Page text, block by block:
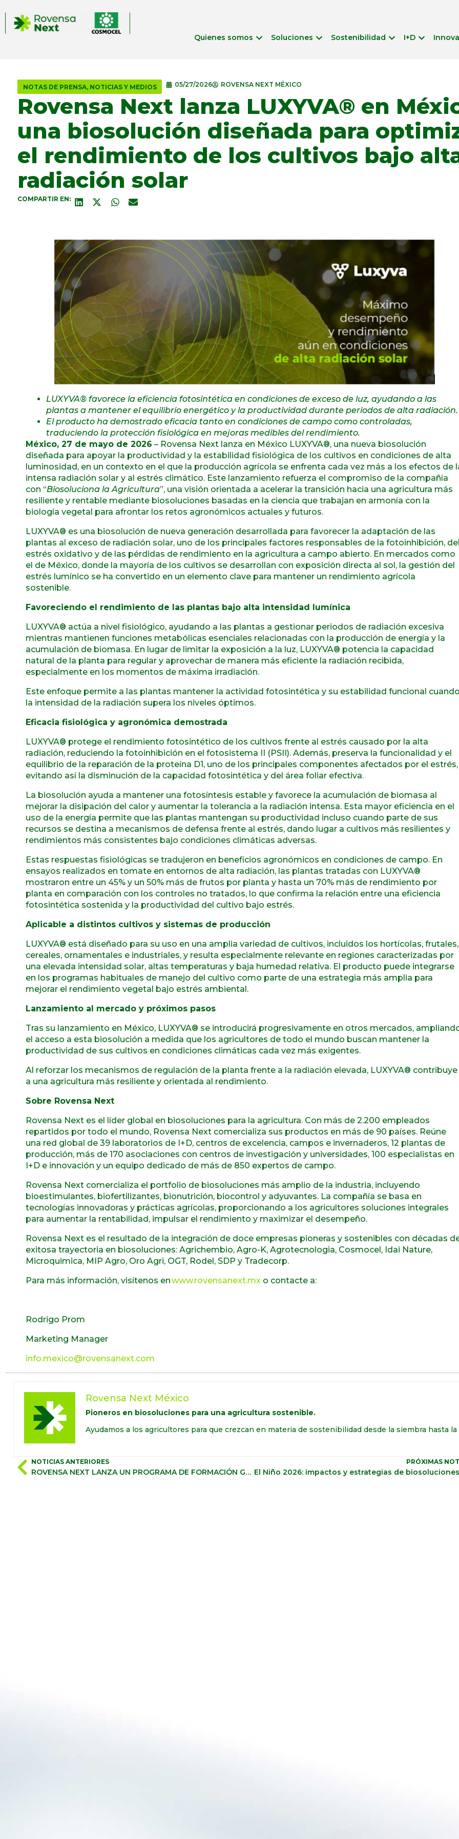
Quienes somos Soluciones Sostenibilidad I+D
NOTAS DE PRENSA, NOTICIAS Y MEDIOS 05/27/2026 ROVENSA NEXT MÉXICO
Rovensa Next lanza LUXYVA® en
una biosolución diseñada para
el rendimiento de los cultivos bajo
radiación solar
COMPARTIR EN:
LUXYVA® favorece la eficiencia fotosintética en condiciones de exceso de luz, ayudando a las
plantas a mantener el equilibrio energético y la productividad durante periodos de alta
El producto ha demostrado eficacia tanto en condiciones de campo como controladas,
traduciendo la protección fisiológica en mejoras medibles del rendimiento.
México, 27 de mayo de 2026 – Rovensa Next lanza en México LUXYVA®, una nueva biosolución
diseñada para apoyar la productividad y la estabilidad fisiológica de los cultivos en condiciones de alta
luminosidad, en un contexto en el que la producción agrícola se enfrenta cada vez más a los efectos de
intensa radiación solar y al estrés climático. Este lanzamiento refuerza el compromiso de la compañía
con “Biosoluciona la Agricultura”, una visión orientada a acelerar la transición hacia una agricultura más
resiliente y rentable mediante biosoluciones basadas en la ciencia que trabajan en armonía con la
biología vegetal para afrontar los retos agronómicos actuales y futuros.
LUXYVA® es una biosolución de nueva generación desarrollada para favorecer la adaptación de las
plantas al exceso de radiación solar, uno de los principales factores responsables de la fotoinhibición,
estrés oxidativo y de las pérdidas de rendimiento en la agricultura a campo abierto. En mercados como
el de México, donde la mayoría de los cultivos se desarrollan con exposición directa al sol, la gestión del
estrés lumínico se ha convertido en un elemento clave para mantener un rendimiento agrícola
sostenible.
Favoreciendo el rendimiento de las plantas bajo alta intensidad lumínica
LUXYVA® actúa a nivel fisiológico, ayudando a las plantas a gestionar periodos de radiación excesiva
mientras mantienen funciones metabólicas esenciales relacionadas con la producción de energía y la
acumulación de biomasa. En lugar de limitar la exposición a la luz, LUXYVA® potencia la capacidad
natural de la planta para regular y aprovechar de manera más eficiente la radiación recibida,
especialmente en los momentos de máxima irradiación.
Este enfoque permite a las plantas mantener la actividad fotosintética y su estabilidad funcional
la intensidad de la radiación supera los niveles óptimos.
Eficacia fisiológica y agronómica demostrada
LUXYVA® protege el rendimiento fotosintético de los cultivos frente al estrés causado por la alta
radiación, reduciendo la fotoinhibición en el fotosistema II (PSII). Además, preserva la funcionalidad y el
equilibrio de la reparación de la proteína D1, uno de los principales componentes afectados por el estrés,
evitando así la disminución de la capacidad fotosintética y del área foliar efectiva.
La biosolución ayuda a mantener una fotosíntesis estable y favorece la acumulación de biomasa al
mejorar la disipación del calor y aumentar la tolerancia a la radiación intensa. Esta mayor eficiencia en el
uso de la energía permite que las plantas mantengan su productividad incluso cuando parte de sus
recursos se destina a mecanismos de defensa frente al estrés, dando lugar a cultivos más resilientes y
rendimientos más consistentes bajo condiciones climáticas adversas.
Estas respuestas fisiológicas se tradujeron en beneficios agronómicos en condiciones de campo. En
ensayos realizados en tomate en entornos de alta radiación, las plantas tratadas con LUXYVA®
mostraron entre un 45% y un 50% más de frutos por planta y hasta un 70% más de rendimiento por
planta en comparación con los controles no tratados, lo que confirma la relación entre una eficiencia
fotosintética sostenida y la productividad del cultivo bajo estrés.
Aplicable a distintos cultivos y sistemas de producción
LUXYVA® está diseñado para su uso en una amplia variedad de cultivos, incluidos los hortícolas, frutales,
cereales, ornamentales e industriales, y resulta especialmente relevante en regiones caracterizadas por
una elevada intensidad solar, altas temperaturas y baja humedad relativa. El producto puede integrarse
en los programas habituales de manejo del cultivo como parte de una estrategia más amplia para
mejorar el rendimiento vegetal bajo estrés ambiental.
Lanzamiento al mercado y próximos pasos
Tras su lanzamiento en México, LUXYVA® se introducirá progresivamente en otros mercados,
el acceso a esta biosolución a medida que los agricultores de todo el mundo buscan mantener la
productividad de sus cultivos en condiciones climáticas cada vez más exigentes.
Al reforzar los mecanismos de regulación de la planta frente a la radiación elevada, LUXYVA® contribuye
a una agricultura más resiliente y orientada al rendimiento.
Sobre Rovensa Next
Rovensa Next es el líder global en biosoluciones para la agricultura. Con más de 2.200 empleados
repartidos por todo el mundo, Rovensa Next comercializa sus productos en más de 90 países. Reúne
una red global de 39 laboratorios de I+D, centros de excelencia, campos e invernaderos, 12 plantas de
producción, más de 170 asociaciones con centros de investigación y universidades, 100 especialistas en
I+D e innovación y un equipo dedicado de más de 850 expertos de campo.
Rovensa Next comercializa el portfolio de biosoluciones más amplio de la industria, incluyendo
bioestimulantes, biofertilizantes, bionutrición, biocontrol y adyuvantes. La compañía se basa en
tecnologías innovadoras y prácticas agrícolas, proporcionando a los agricultores soluciones integrales
para aumentar la rentabilidad, impulsar el rendimiento y maximizar el desempeño.
Rovensa Next es el resultado de la integración de doce empresas pioneras y sostenibles con décadas
exitosa trayectoria en biosoluciones: Agrichembio, Agro-K, Agrotecnologia, Cosmocel, Idai Nature,
Microquimica, MIP Agro, Oro Agri, OGT, Rodel, SDP y Tradecorp.
Para más información, visítenos enwww.rovensanext.mx o contacte a:
Rodrigo Prom
Marketing Manager
info.mexico@rovensanext.com
Rovensa Next México
Pioneros en biosoluciones para una agricultura sostenible.
Ayudamos a los agricultores para que crezcan en materia de sostenibilidad desde la siembra hasta la
NOTICIAS ANTERIORES
ROVENSA NEXT LANZA UN PROGRAMA DE FORMACIÓN GLOBAL CON IA PARA APOYAR A DISTRIBUIDORES Y AGRICULTORES EN BIOSOLUCIONES
PRÓXIMAS